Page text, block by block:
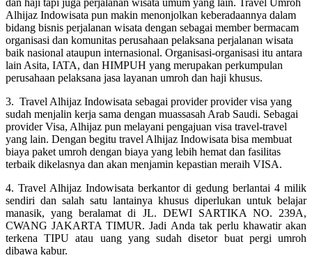
Alhijaz Indowisata pun makin menonjolkan keberadaannya dalam
bidang bisnis perjalanan wisata dengan sebagai member bermacam
organisasi dan komunitas perusahaan pelaksana perjalanan wisata
baik nasional ataupun internasional. Organisasi-organisasi itu antara
lain Asita, IATA, dan HIMPUH yang merupakan perkumpulan
perusahaan pelaksana jasa layanan umroh dan haji khusus.
3. Travel Alhijaz Indowisata sebagai provider provider visa yang
sudah menjalin kerja sama dengan muassasah Arab Saudi. Sebagai
provider Visa, Alhijaz pun melayani pengajuan visa travel-travel
yang lain. Dengan begitu travel Alhijaz Indowisata bisa membuat
biaya paket umroh dengan biaya yang lebih hemat dan fasilitas
terbaik dikelasnya dan akan menjamin kepastian meraih VISA.
4. Travel Alhijaz Indowisata berkantor di gedung berlantai 4 milik
sendiri dan salah satu lantainya khusus diperlukan untuk belajar
manasik, yang beralamat di JL. DEWI SARTIKA NO. 239A,
CWANG JAKARTA TIMUR. Jadi Anda tak perlu khawatir akan
terkena TIPU atau uang yang sudah disetor buat pergi umroh
dibawa kabur.